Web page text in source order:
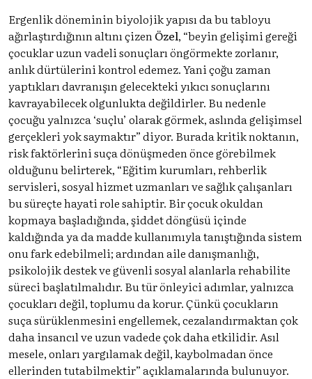
Ergenlik döneminin biyolojik yapısı da bu tabloyu
ağırlaştırdığının altını çizen Özel, “beyin gelişimi gereği
çocuklar uzun vadeli sonuçları öngörmekte zorlanır,
anlık dürtülerini kontrol edemez. Yani çoğu zaman
yaptıkları davranışın gelecekteki yıkıcı sonuçlarını
kavrayabilecek olgunlukta değildirler. Bu nedenle
çocuğu yalnızca ‘suçlu’ olarak görmek, aslında gelişimsel
gerçekleri yok saymaktır” diyor. Burada kritik noktanın,
risk faktörlerini suça dönüşmeden önce görebilmek
olduğunu belirterek, “Eğitim kurumları, rehberlik
servisleri, sosyal hizmet uzmanları ve sağlık çalışanları
bu süreçte hayati role sahiptir. Bir çocuk okuldan
kopmaya başladığında, şiddet döngüsü içinde
kaldığında ya da madde kullanımıyla tanıştığında sistem
onu fark edebilmeli; ardından aile danışmanlığı,
psikolojik destek ve güvenli sosyal alanlarla rehabilite
süreci başlatılmalıdır. Bu tür önleyici adımlar, yalnızca
çocukları değil, toplumu da korur. Çünkü çocukların
suça sürüklenmesini engellemek, cezalandırmaktan çok
daha insancıl ve uzun vadede çok daha etkilidir. Asıl
mesele, onları yargılamak değil, kaybolmadan önce
ellerinden tutabilmektir” açıklamalarında bulunuyor.